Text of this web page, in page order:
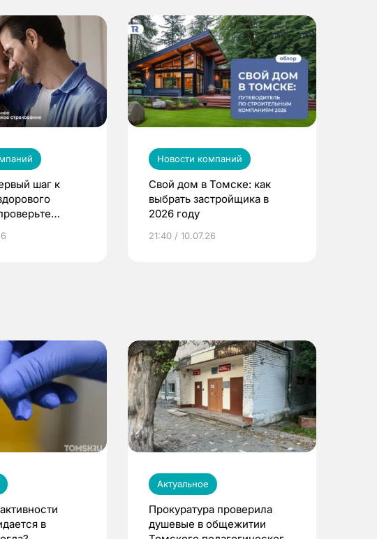
шаг к
Новости компаний
Свой дом в Томске: как
выбрать застройщика в
2026 году
21:40 / 10.07.26
в
Актуальное
Прокуратура проверила
душевые в общежитии